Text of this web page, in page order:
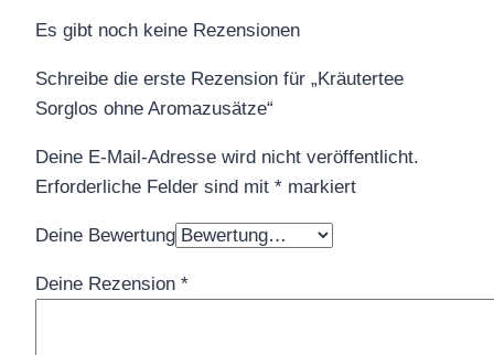
Es gibt noch keine Rezensionen
Schreibe die erste Rezension für „Kräutertee
Sorglos ohne Aromazusätze“
Deine E-Mail-Adresse wird nicht veröffentlicht.
Erforderliche Felder sind mit * markiert
Deine Bewertung
Deine Rezension *